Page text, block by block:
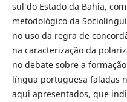
sul do Estado da Bahia,
metodológico da
no uso da regra de
na caracterização da
no debate sobre a
língua portuguesa faladas
aqui apresentados, que